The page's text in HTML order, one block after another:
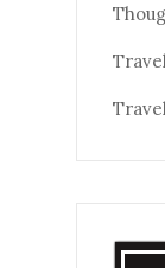
Travel